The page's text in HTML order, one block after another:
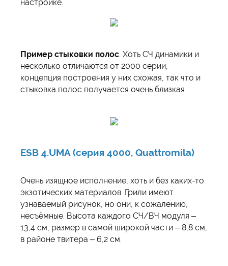
настройке.
Пример стыковки полос . Хоть СЧ динамики и
несколько отличаются от 2000 серии,
концепция построения у них схожая, так что и
стыковка полос получается очень близкая.
ESB 4.UMA (серия 4000, Quattromila)
Очень изящное исполнение, хоть и без каких-то
экзотических материалов. Грили имеют
узнаваемый рисунок, но они, к сожалению,
несъёмные. Высота каждого СЧ/ВЧ модуля –
13,4 см, размер в самой широкой части – 8,8 см,
в районе твитера – 6,2 см.